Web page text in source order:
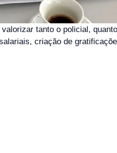
tanto o policial,
criação de